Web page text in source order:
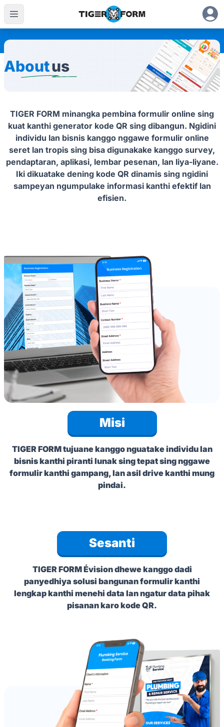
Aboutus
TIGER FORM minangka pembina formulir online sing
kuat kanthi generator kode QR sing dibangun. Ngidini
individu lan bisnis kanggo nggawe formulir online
seret lan tropis sing bisa digunakake kanggo survey,
pendaptaran, aplikasi, lembar pesenan, lan liya-liyane.
Iki dikuatake dening kode QR dinamis sing ngidini
sampeyan ngumpulake informasi kanthi efektif lan
efisien.
Misi
TIGER FORMtujuane kanggo nguatake individu lan
bisnis kanthi piranti lunak sing tepat sing nggawe
formulir kanthi gampang, lan asil drive kanthi mung
pindai.
Sesanti
TIGER FORMÉvision dhewe kanggo dadi
panyedhiya solusi bangunan formulir kanthi
lengkap kanthi menehi data lan ngatur data pihak
pisanan karo kode QR.